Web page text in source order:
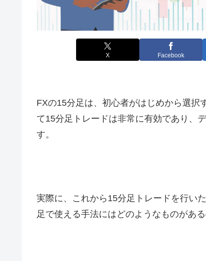
X Facebook
FXの15分足は、初心者がはじめから選択
て15分足トレードは非常に有効であり、
す。
実際に、これから 15分足トレードを行い
足で使える手法にはどのようなものがあ